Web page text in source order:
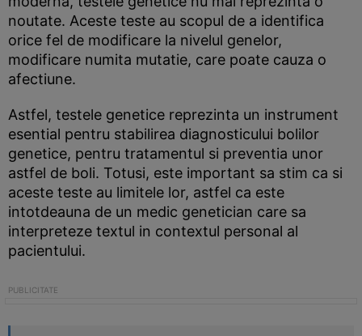
noutate. Aceste teste au scopul de a identifica
orice fel de modificare la nivelul genelor,
modificare numita mutatie, care poate cauza o
afectiune.
Astfel, testele genetice reprezinta un instrument
esential pentru stabilirea diagnosticului bolilor
genetice, pentru tratamentul si preventia unor
astfel de boli. Totusi, este important sa stim ca si
aceste teste au limitele lor, astfel ca este
intotdeauna de un medic genetician care sa
interpreteze textul in contextul personal al
pacientului.